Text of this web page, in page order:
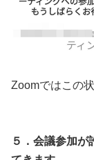
Zoomではこの
５．会議参加